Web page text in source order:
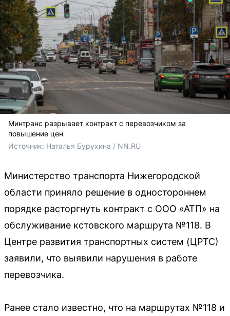
Минтранс разрывает контракт с перевозчиком за
повышение цен
Источник: Наталья Бурухина / NN.RU
Министерство транспорта Нижегородской
области приняло решение в одностороннем
порядке расторгнуть контракт с ООО «АТП» на
обслуживание кстовского маршрута №118. В
Центре развития транспортных систем (ЦРТС)
заявили, что выявили нарушения в работе
перевозчика.
Ранее стало известно, что на маршрутах №118 и